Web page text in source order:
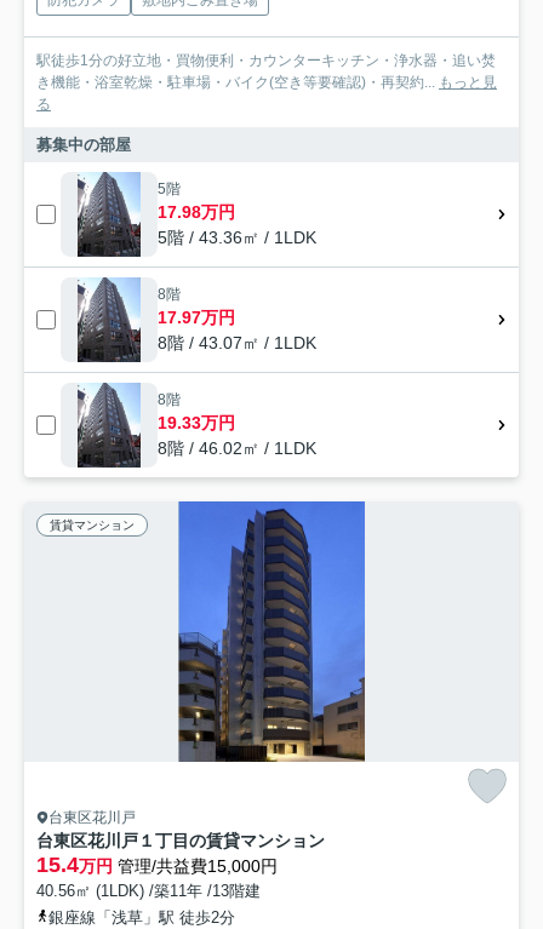
駅徒歩1分の好立地・買物便利・カウンターキッチン・浄水器・追い焚
き機能・浴室乾燥・駐車場・バイク(空き等要確認)・再契約... もっと見
る
募集中の部屋
5階
17.98万円
5階 / 43.36㎡ / 1LDK
8階
17.97万円
8階 / 43.07㎡ / 1LDK
8階
19.33万円
8階 / 46.02㎡ / 1LDK
賃貸マンション
台東区花川戸
台東区花川戸１丁目の賃貸マンション
15.4万円 管理/共益費15,000円
40.56㎡ (1LDK) /築11年 /13階建
銀座線「浅草」駅 徒歩2分